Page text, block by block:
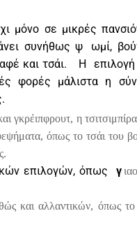
μόνο σε μικρές
συνήθως ψ
ωμί,
και τσάι. H
φορές μάλιστα η
γκρέιπφρουτ, η
όπως το τσάι του
επιλογών, όπως γ
και αλλαντικών, όπως